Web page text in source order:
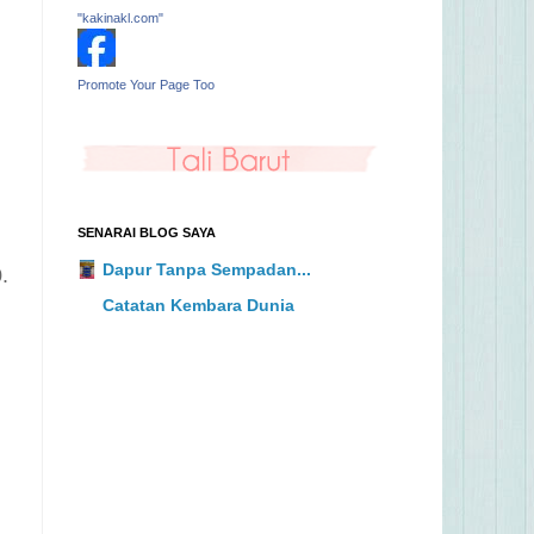
"kakinakl.com"
Promote Your Page Too
SENARAI BLOG SAYA
Dapur Tanpa Sempadan...
Catatan Kembara Dunia